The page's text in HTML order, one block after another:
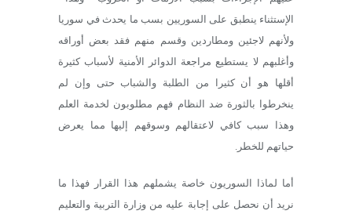
الإستثناء ينطبق على السوريين بسب ما يحدث في سوريا
ولأنهم لاجئين ومطاردين وقسم منهم فقد بعض أوراقه
وأغلبهم لا يستطيع مراجعة الدوائر الأمنية لأسباب كثيرة
أقلها هو أن كثيرا من الطلبة والشباب حتى وإن لم
ينخرطوا بالثورة ضد النظام فهم مطلوبون لخدمة العلم
وهذا سبب كافي لاعتقالهم وسوقهم إليها مما يعرض
حياتهم للخطر.
أما لماذا السوريون خاصة يشملهم هذا القرار فهذا ما
نريد أن نحصل على إجابة عليه من وزارة التربية والتعليم